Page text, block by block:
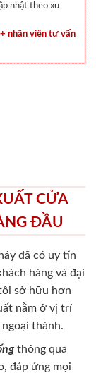
nhật theo xu
nhân viên tư vấn
CỬA
ĐẦU
đã có uy tín
hàng và đại
sở hữu hơn
nằm ở vị trí
thành.
thông qua
đáp ứng mọi